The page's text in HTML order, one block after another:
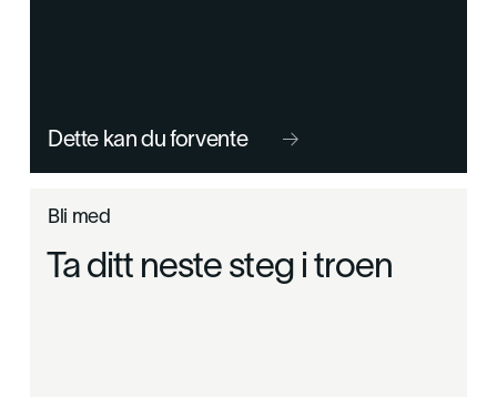
Dette kan du forvente 
Bli med
Ta ditt neste steg i troen